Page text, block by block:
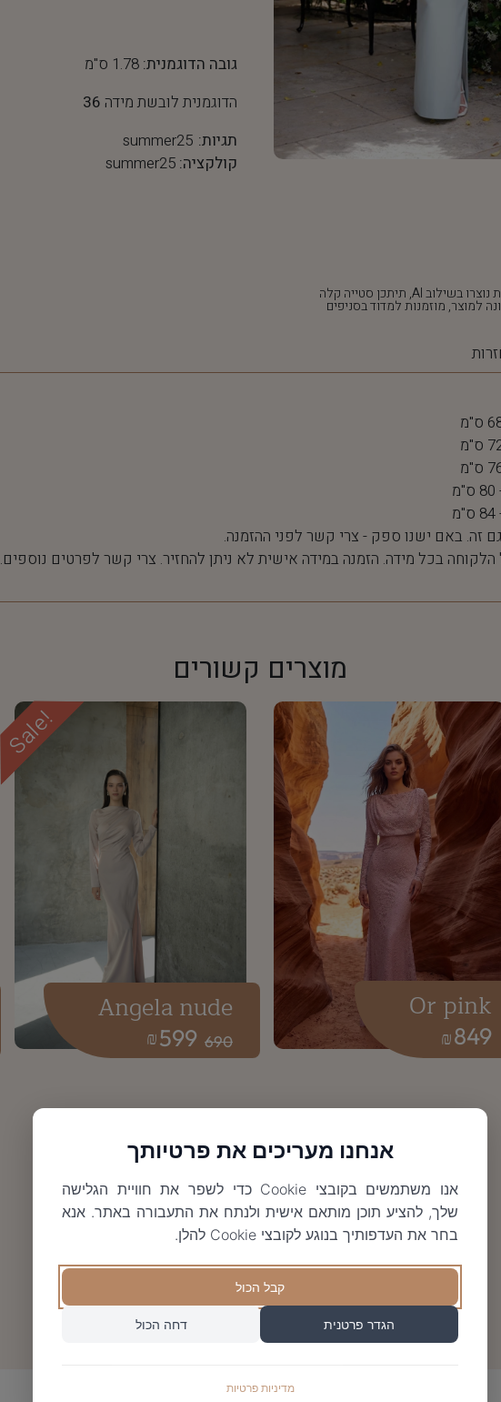
*חלק מהתמונות נוצרו בשילוב AI, תיתכן סטייה קלה
למוצר, מוזמנות למדוד בסניפים
גובה הדוגמנית:1.78 ס"מ
הדוגמנית לובשת מידה 36
תגיות: summer25
קולקציה:summer25
זה. באם ישנו ספק - צרי קשר לפני ההזמנה.
בכל מידה. הזמנה במידה אישית לא ניתן להחזיר. צרי קשר לפרטים נוספים.
מוצרים קשורים
849
₪
Or pink
Sale!
690
599
₪
Angela nude
אנחנו מעריכים את פרטיותך
אנו משתמשים בקובצי Cookie כדי לשפר את חוויית הגלישה
שלך, להציע תוכן מותאם אישית ולנתח את התעבורה באתר. אנא
בחר את העדפותיך בנוגע לקובצי Cookie להלן.
קבל הכול
הגדר פרטנית דחה הכול
מדיניות פרטיות